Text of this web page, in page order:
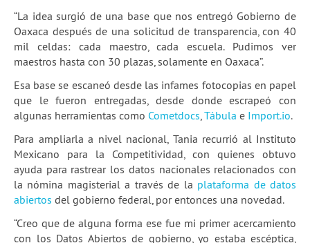
“La idea surgió de una base que nos entregó Gobierno de
Oaxaca después de una solicitud de transparencia, con 40
mil celdas: cada maestro, cada escuela. Pudimos ver
maestros hasta con 30 plazas, solamente en Oaxaca”.
Esa base se escaneó desde las infames fotocopias en papel
que le fueron entregadas, desde donde escrapeó con
algunas herramientas como Cometdocs,Tábula e Import.io.
Para ampliarla a nivel nacional, Tania recurrió al Instituto
Mexicano para la Competitividad, con quienes obtuvo
ayuda para rastrear los datos nacionales relacionados con
la nómina magisterial a través de la plataforma de datos
abiertos del gobierno federal, por entonces una novedad.
“Creo que de alguna forma ese fue mi primer acercamiento
con los Datos Abiertos de gobierno, yo estaba escéptica,